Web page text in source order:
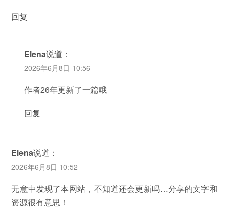
回复
Elena说道：
2026年6月8日 10:56
作者26年更新了一篇哦
回复
Elena说道：
2026年6月8日 10:52
无意中发现了本网站，不知道还会更新吗…分享的文字和
资源很有意思！